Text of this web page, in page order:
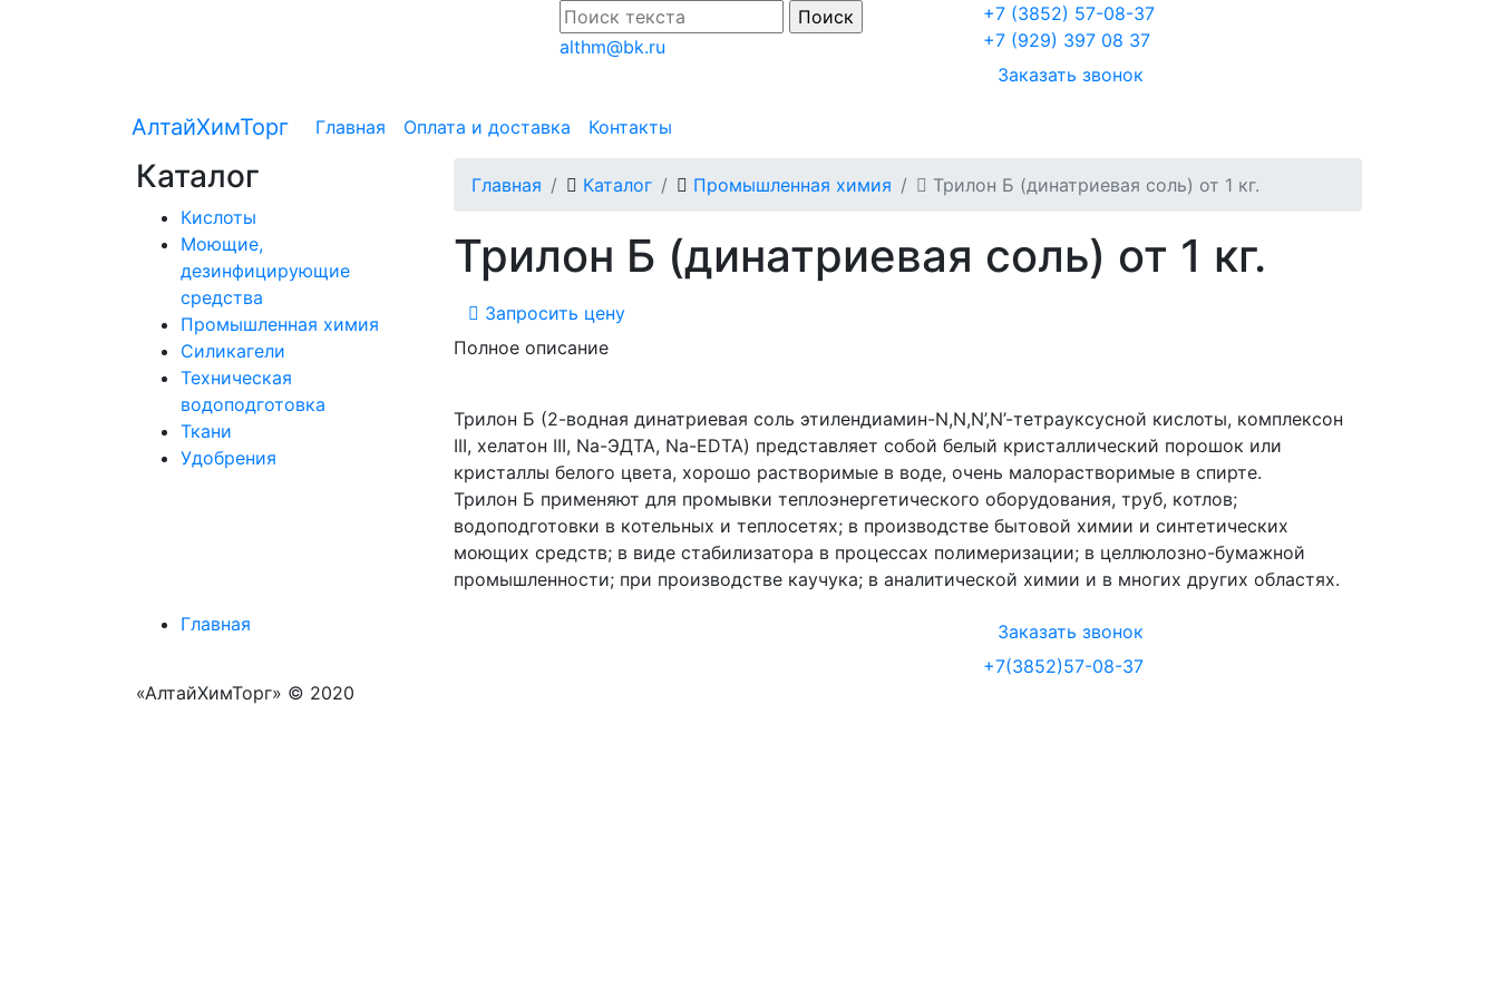
althm@bk.ru
+7 (3852) 57-08-37
+7 (929) 397 08 37
Заказать звонок
АлтайХимТорг Главная Оплата и доставка Контакты
Главная Каталог Промышленная химия Трилон Б (динатриевая соль) от 1 кг.
Трилон Б (динатриевая соль) от 1 кг.
Запросить цену
Полное описание
Трилон Б (2-водная динатриевая соль этилендиамин-N,N,N’,N’-тетрауксусной кислоты, комплексон
III, хелатон III, Na-ЭДТА, Na-EDTA) представляет собой белый кристаллический порошок или
кристаллы белого цвета, хорошо растворимые в воде, очень малорастворимые в спирте.
Трилон Б применяют для промывки теплоэнергетического оборудования, труб, котлов;
водоподготовки в котельных и теплосетях; в производстве бытовой химии и синтетических
моющих средств; в виде стабилизатора в процессах полимеризации; в целлюлозно-бумажной
промышленности; при производстве каучука; в аналитической химии и в многих других областях.
Каталог
Кислоты
Моющие,
дезинфицирующие
средства
Промышленная химия
Силикагели
Техническая
водоподготовка
Ткани
Удобрения
Главная
Заказать звонок
+7(3852)57-08-37
«АлтайХимТорг» © 2020